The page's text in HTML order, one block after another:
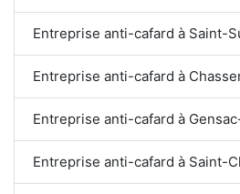
Entreprise anti-cafard à Saint-
Entreprise anti-cafard à
Entreprise anti-cafard à
Entreprise anti-cafard à Saint-